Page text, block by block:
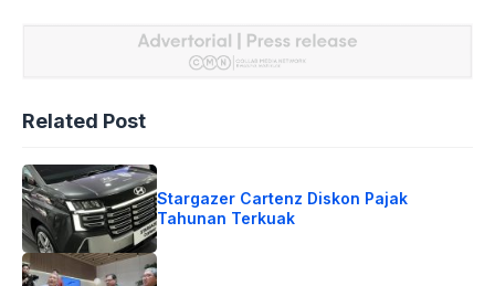
Related Post
Stargazer Cartenz Diskon Pajak
Tahunan Terkuak